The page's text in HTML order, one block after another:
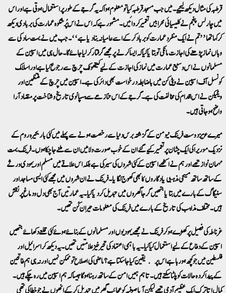
قرطبہ کی مثال دیکھ لیجیے۔ میں جب مسجد قرطبہ گیا تو معلوم ہوا کہ یہ گرجے کے طور پر استعمال ہوتی ہے اور اس
میں چارلس پنجم نے کلیسیائی محرابیں تعمیر کروائیں۔ مشہور ہے کہ اس نے اس پُرشکوہ عمارت کی بربادی دیکھ
کر کہا تھا ’’ تم نے ایک منفرد عمارت کو برباد کرکے اسے عامیانہ بنا دیا ہے‘‘۔ جب میں نے بہت سادگی سے
وہاں نماز پڑھنے کی اجازت مانگی تو بتایا گیا کہ ایسا کرنے پر مجھے گرفتار کرلیا جائے گا۔ حال ہی میں اسپین کے
مسلمانوں نے اس وسیع عمارت میں نماز کی اجازت کے لیے کیتھولک چرچ سے رجوع کیا ہے اور اسلامک
کونسل آف اسپین نے ویٹی کن میں باضابطہ درخواست بھی دائر کی ہے۔ اسپین میں چرچ کے منتظمین اور
ویٹیکن نے اس اقدام کی مخالفت کی ہے۔ گرجے کے اس تنازعے سے ہسپانوی تاریخ و شناخت پر متضاد آرا
واضح ہوجاتی ہیں۔
میرے عزیز دوست فرینک نیومن کے گزشتہ برس دنیا سے رخصت ہونے سے پہلے میں کئی بار بحیرہ روم کے
نزدیک موریرا کی ایک چٹان پر تعمیر کیے گئے ان کے خوب صورت ولا میں ان سے ملنے جاچکا ہوں۔ فرینک بہت
مہمان نواز تھے اور ہم نے اکٹھے اسپین کے کئی شہروں کی سیر کی ہے بلکہ اس علاقے میں مسلم اور یہودی ورثے
کے ساتھ ساتھ مسیحی مذہبی یادگاروں کا بھی کھوج لگایا۔ فرینک نے ان شہروں میں مجھے کئی ایسی مساجد اور
سنیگاگ کے بارے میں بتایا جنھیں گرجا گھروں میں تبدیل کردیا گیا۔ یہ عمارتیں آج بھی دل و دماغ پر نقش
ہیں۔ مختلف مذاہب کی تاریخ کے بارے میں فرینک کی معلومات حیران کُن تھیں۔
غرناطہ کی فصیل پر کھڑے ہوکر فرینک نے مجھے یہودیوں اور مسلمانوں کے بنائے ہوئے کئی قلعے دکھائے جنھیں
اسپین کے دفاع کے لیے استعمال کیا گیا۔ یہ باہمی اعتماد کی تحیر خیز علامتیں تھیں۔ یہ دیکھ کر اسرائیل اور
فلسطین میں جو کچھ ہورہا ہے اس پر یقین کیا جاسکتا ہے؟ ماضی کی اصلاح تو ممکن نہیں اور نہ ہی ہم فاتحین
کے پیدا کردہ حالات کو پلٹا سکتے ہیں۔ تاہم ہمیں امن کے ساتھ رہنا ہوگا جیسا کہ ہم اسپین میں رہ چکے ہیں۔
کمال اتاترک ایک عظیم آدمی تھے لیکن آیا صوفیہ کو عجائب گھر میں تبدیل کرکے انھوں نے جو خطا کی تھی